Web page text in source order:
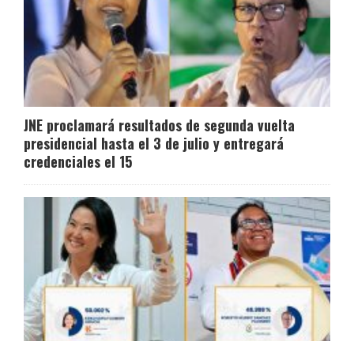
JNE proclamará resultados de segunda vuelta
presidencial hasta el 3 de julio y entregará
credenciales el 15